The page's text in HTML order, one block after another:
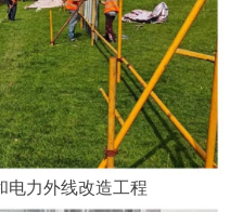
电力外线改造工程